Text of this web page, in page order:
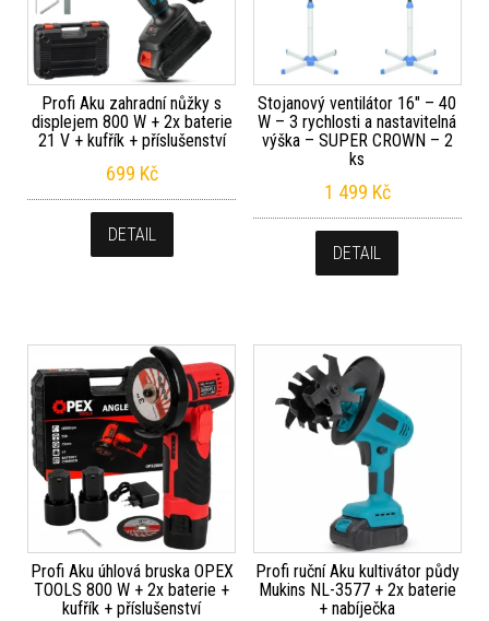
Profi Aku zahradní nůžky s
displejem 800 W + 2x baterie
21 V + kufřík + příslušenství
699 Kč
DETAIL
Stojanový ventilátor 16″ – 40
W – 3 rychlosti a nastavitelná
výška – SUPER CROWN – 2
ks
1 499 Kč
DETAIL
Profi Aku úhlová bruska OPEX
TOOLS 800 W + 2x baterie +
kufřík + příslušenství
Profi ruční Aku kultivátor půdy
Mukins NL-3577 + 2x baterie
+ nabíječka